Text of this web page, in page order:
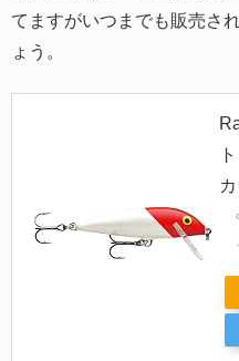
てますがいつまでも販売さ
ょう。